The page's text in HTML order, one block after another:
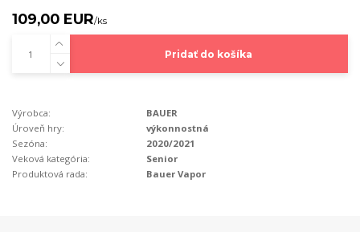
109,00 EUR/ks
Pridať do košíka
Výrobca:
BAUER
Úroveň hry:
výkonnostná
Sezóna:
2020/2021
Veková kategória:
Senior
Produktová rada:
Bauer Vapor